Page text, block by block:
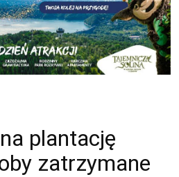
plantację
zatrzymane